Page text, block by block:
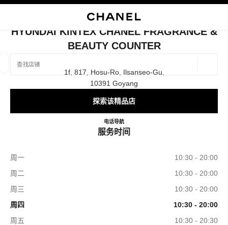
查找销售店铺
相关建议会显示在此搜索栏下方
关闭精品店卡片 HYUNDAI KINTEX CHANEL FRAGRANCE &
HYUNDAI KINTEX CHANEL FRAGRANCE &
BEAUTY COUNTER
1f, 817, Hosu-Ro, Ilsanseo-Gu,
10391 Goyang
探索该精品店
电话+82 31 822 3190
导航Hyundai Kintex CHANEL
服务时间
周一
10:30 - 20:00
周二
10:30 - 20:00
周三
10:30 - 20:00
周四
10:30 - 20:00
周五
10:30 - 20:30
筛选条件
筛选结果依据：
腕表与高级珠宝